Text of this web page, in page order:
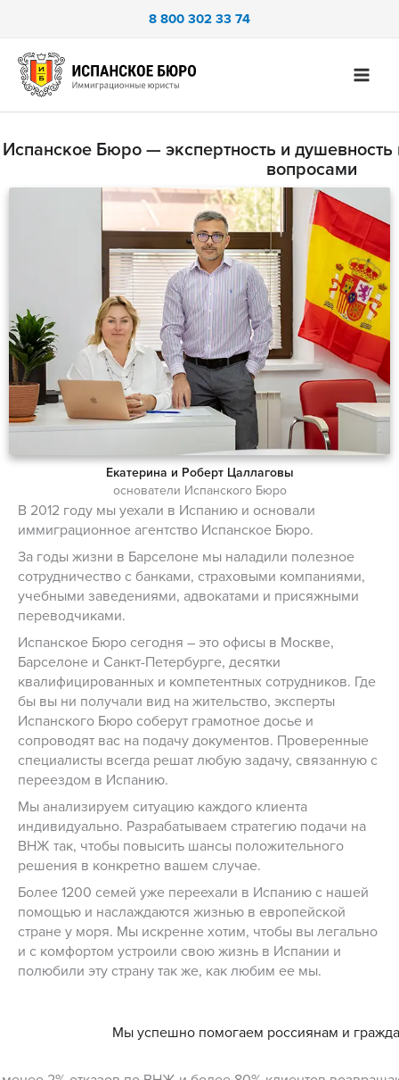
содержимому
8 800 302 33 74
Испанское Бюро — экспертность и
вопросами
Екатерина и Роберт Цаллаговы
основатели Испанского Бюро
В 2012 году мы уехали в Испанию и основали
иммиграционное агентство Испанское Бюро.
За годы жизни в Барселоне мы наладили полезное
сотрудничество с банками, страховыми компаниями,
учебными заведениями, адвокатами и присяжными
переводчиками.
Испанское Бюро сегодня – это офисы в Москве,
Барселоне и Санкт-Петербурге, десятки
квалифицированных и компетентных сотрудников. Где
бы вы ни получали вид на жительство, эксперты
Испанского Бюро соберут грамотное досье и
сопроводят вас на подачу документов. Проверенные
специалисты всегда решат любую задачу, связанную с
переездом в Испанию.
Мы анализируем ситуацию каждого клиента
индивидуально. Разрабатываем стратегию подачи на
ВНЖ так, чтобы повысить шансы положительного
решения в конкретно вашем случае.
Более 1200 семей уже переехали в Испанию с нашей
помощью и наслаждаются жизнью в европейской
стране у моря. Мы искренне хотим, чтобы вы легально
и с комфортом устроили свою жизнь в Испании и
полюбили эту страну так же, как любим ее мы.
Мы успешно помогаем россиянам и